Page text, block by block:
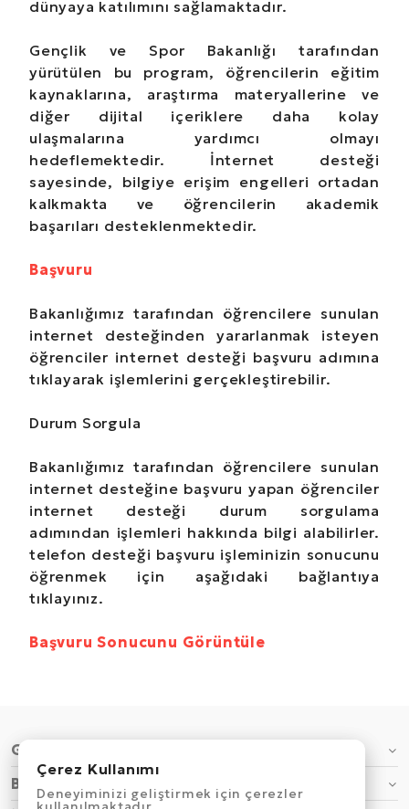
dünyaya katılımını sağlamaktadır.
Gençlik ve Spor Bakanlığı tarafından
yürütülen bu program, öğrencilerin eğitim
kaynaklarına, araştırma materyallerine ve
diğer dijital içeriklere daha kolay
ulaşmalarına yardımcı olmayı
hedeflemektedir. İnternet desteği
sayesinde, bilgiye erişim engelleri ortadan
kalkmakta ve öğrencilerin akademik
başarıları desteklenmektedir.
Başvuru
Bakanlığımız tarafından öğrencilere sunulan
internet desteğinden yararlanmak isteyen
öğrenciler internet desteği başvuru adımına
tıklayarak işlemlerini gerçekleştirebilir.
Durum Sorgula
Bakanlığımız tarafından öğrencilere sunulan
internet desteğine başvuru yapan öğrenciler
internet desteği durum sorgulama
adımından işlemleri hakkında bilgi alabilirler.
telefon desteği başvuru işleminizin sonucunu
öğrenmek için aşağıdaki bağlantıya
tıklayınız.
Başvuru Sonucunu Görüntüle
GENEL
BİLGİ
Çerez Kullanımı
Deneyiminizi geliştirmek için çerezler
Çerez Kullanımı
Deneyiminizi geliştirmek için çerezler